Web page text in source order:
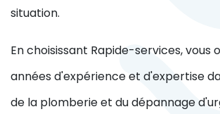
situation.
En choisissant Rapide-services, vous
années d'expérience et d'expertise
de la plomberie et du dépannage